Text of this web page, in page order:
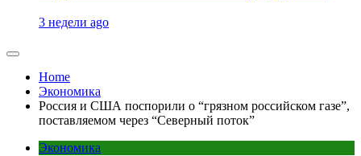
3 недели ago
Home
Экономика
Россия и США поспорили о “грязном российском газе”,
поставляемом через “Северный поток”
Экономика